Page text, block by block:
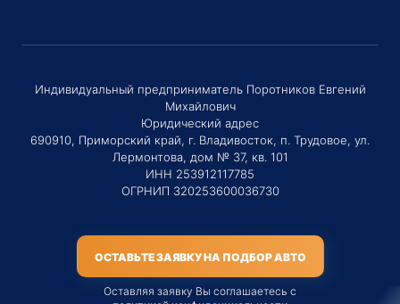
Индивидуальный предприниматель Поротников Евгений
Михайлович
Юридический адрес
690910, Приморский край, г. Владивосток, п. Трудовое, ул.
Лермонтова, дом № 37, кв. 101
ИНН 253912117785
ОГРНИП 320253600036730
ОСТАВЬТЕ ЗАЯВКУ НА ПОДБОР АВТО
Оставляя заявку Вы соглашаетесь с